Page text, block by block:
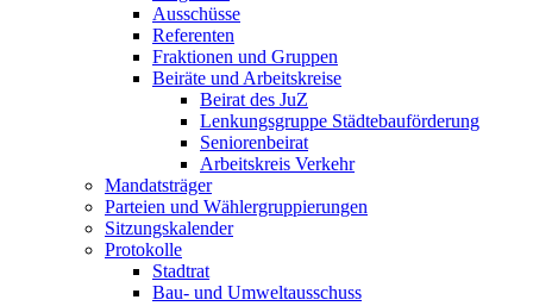
Ausschüsse
Referenten
Fraktionen und Gruppen
Beiräte und Arbeitskreise
Beirat des JuZ
Lenkungsgruppe Städtebauförderung
Seniorenbeirat
Arbeitskreis Verkehr
Mandatsträger
Parteien und Wählergruppierungen
Sitzungskalender
Protokolle
Stadtrat
Bau- und Umweltausschuss